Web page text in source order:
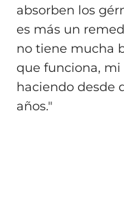
absorben los
es más un
no tiene mucha
que funciona,
haciendo desde
años."